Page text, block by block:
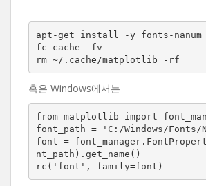
apt-get install -y fonts-nanum
fc-cache -fv
rm ~/.cache/matplotlib -rf
혹은 Windows에서는
from matplotlib import
font_path = 'C:/Windows/Fonts/
font =
nt_path).get_name()
rc('font', family=font)